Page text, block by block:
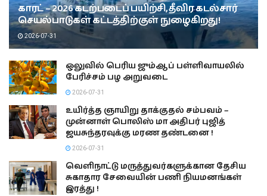
காரட் – 2026 கடற்படைப் பயிற்சி, தீவிர கடல்சார்
செயல்பாடுகள் கட்டத்திற்குள் நுழைகிறது!
2026-07-31
ஒலுவில் பெரிய ஜும்ஆப் பள்ளிவாயலில்
பேரிச்சம் பழ அறுவடை
2026-07-31
உயிர்த்த ஞாயிறு தாக்குதல் சம்பவம் –
முன்னாள் பொலிஸ் மா அதிபர் புஜித்
ஜயசுந்தரவுக்கு மரண தண்டனை !
2026-07-31
வெளிநாட்டு மருத்துவர்களுக்கான தேசிய
சுகாதார சேவையின் பணி நியமனங்கள்
இரத்து !